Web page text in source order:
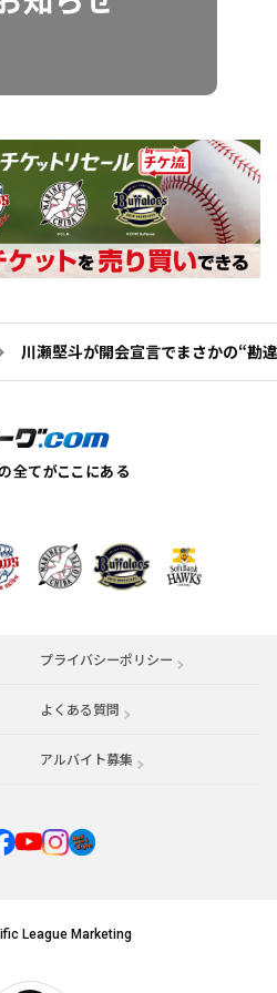
川瀬堅斗が開会宣言でまさかの“勘
プライバシーポリシー
よくある質問
アルバイト募集 （別ウィンドウで開く
League Marketing